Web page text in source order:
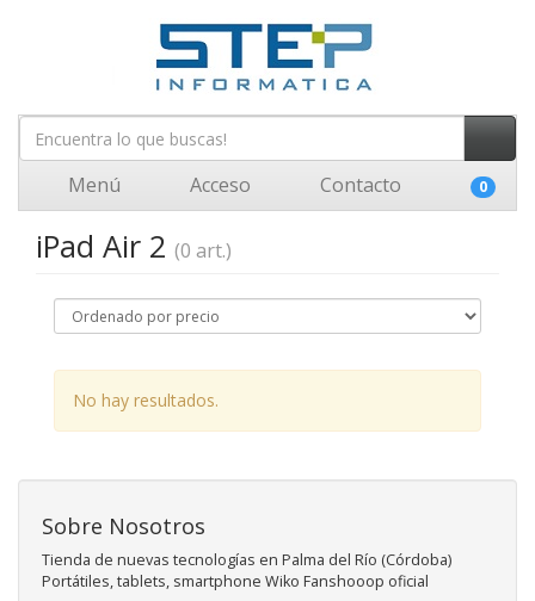
Menú Acceso Contacto 0
iPad Air 2 (0 art.)
No hay resultados.
Sobre Nosotros
Tienda de nuevas tecnologías en Palma del Río (Córdoba)
Portátiles, tablets, smartphone Wiko Fanshooop oficial